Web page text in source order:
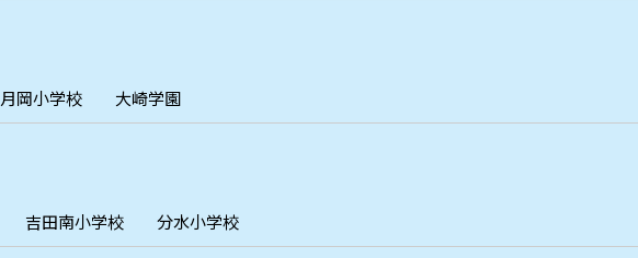
月岡小学校 大崎学園
吉田南小学校 分水小学校